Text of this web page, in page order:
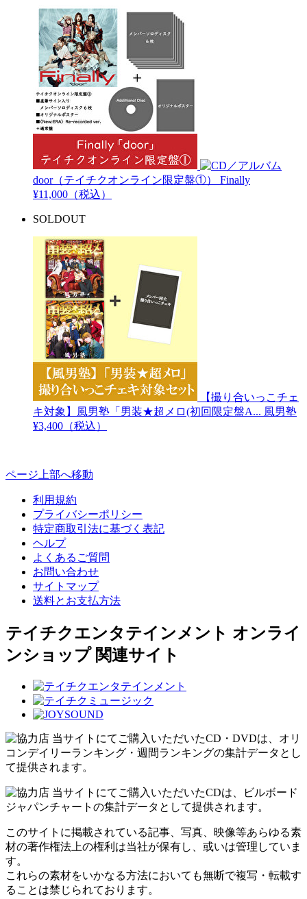
door（テイチクオンライン限定盤①） Finally
¥11,000（税込）
SOLDOUT
【撮り合いっこチェ
キ対象】風男塾「男装★超メロ(初回限定盤A... 風男塾
¥3,400（税込）
ページ上部へ移動
利用規約
プライバシーポリシー
特定商取引法に基づく表記
ヘルプ
よくあるご質問
お問い合わせ
サイトマップ
送料とお支払方法
テイチクエンタテインメント オンライ
ンショップ 関連サイト
当サイトにてご購入いただいたCD・DVDは、オリ
コンデイリーランキング・週間ランキングの集計データとし
て提供されます。
当サイトにてご購入いただいたCDは、ビルボード
ジャパンチャートの集計データとして提供されます。
このサイトに掲載されている記事、写真、映像等あらゆる素
材の著作権法上の権利は当社が保有し、或いは管理していま
す。
これらの素材をいかなる方法においても無断で複写・転載す
ることは禁じられております。